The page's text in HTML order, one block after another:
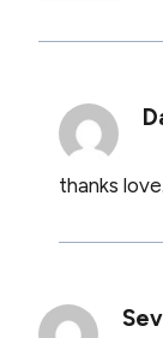
thanks